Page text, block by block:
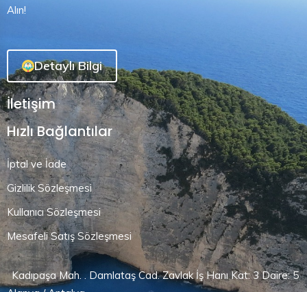
Alın!
Detaylı Bilgi
İletişim
Hızlı Bağlantılar
İptal ve İade
Gizlilik Sözleşmesi
Kullanıcı Sözleşmesi
Mesafeli Satış Sözleşmesi
Kadıpaşa Mah. . Damlataş Cad. Zavlak İş Hanı Kat: 3 Daire: 5